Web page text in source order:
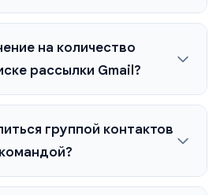
на количество
рассылки Gmail?
группой контактов